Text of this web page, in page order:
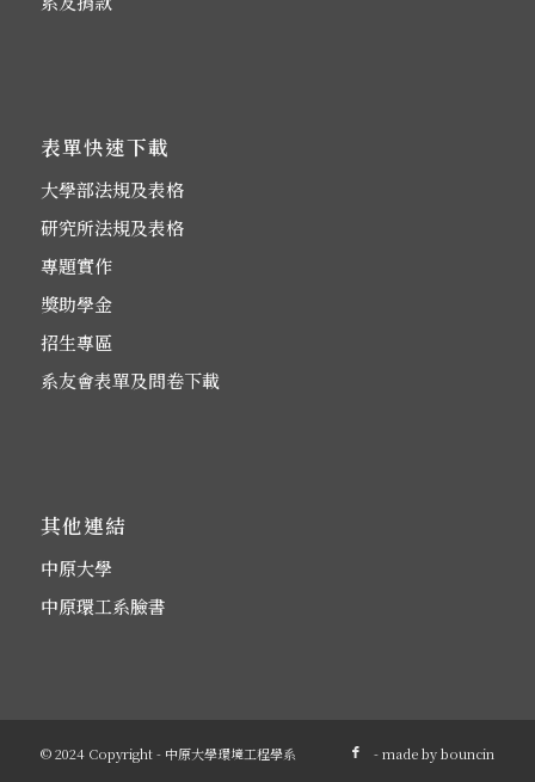
表單快速下載
大學部法規及表格
研究所法規及表格
專題實作
獎助學金
招生專區
系友會表單及問卷下載
其他連結
中原大學
中原環工系臉書
© 2024 Copyright - 中原大學環境工程學系 - made bybouncin